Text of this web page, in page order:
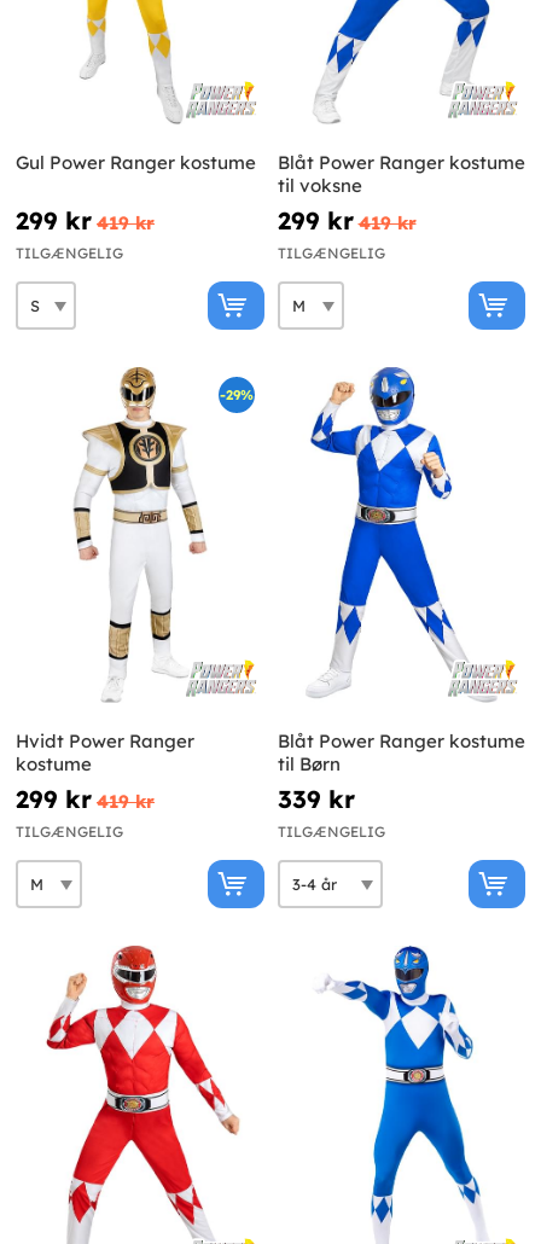
Gul Power Ranger kostume
299 kr 419 kr
TILGÆNGELIG
Blåt Power Ranger kostume
til voksne
299 kr 419 kr
TILGÆNGELIG
-29%
Hvidt Power Ranger
kostume
299 kr 419 kr
TILGÆNGELIG
Blåt Power Ranger kostume
til Børn
339 kr
TILGÆNGELIG